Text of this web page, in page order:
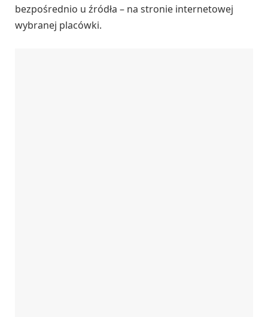
bezpośrednio u źródła – na stronie internetowej
wybranej placówki.